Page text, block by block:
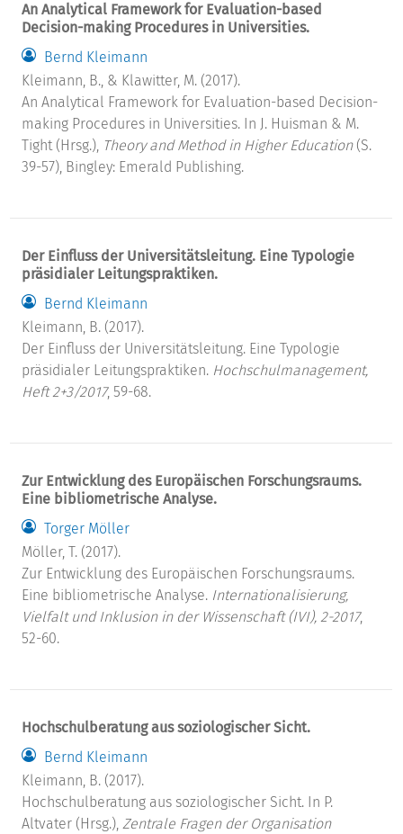
An Analytical Framework for Evaluation-based
Decision-making Procedures in Universities.
Bernd Kleimann
Kleimann, B., & Klawitter, M. (2017).
An Analytical Framework for Evaluation-based Decision-
making Procedures in Universities. In J. Huisman & M.
Tight (Hrsg.), Theory and Method in Higher Education(S.
39-57), Bingley: Emerald Publishing.
Der Einfluss der Universitätsleitung. Eine Typologie
präsidialer Leitungspraktiken.
Bernd Kleimann
Kleimann, B. (2017).
Der Einfluss der Universitätsleitung. Eine Typologie
präsidialer Leitungspraktiken. Hochschulmanagement,
Heft 2+3/2017, 59-68.
Zur Entwicklung des Europäischen Forschungsraums.
Eine bibliometrische Analyse.
Torger Möller
Möller, T. (2017).
Zur Entwicklung des Europäischen Forschungsraums.
Eine bibliometrische Analyse. Internationalisierung,
Vielfalt und Inklusion in der Wissenschaft (IVI), 2-2017,
52-60.
Hochschulberatung aus soziologischer Sicht.
Bernd Kleimann
Kleimann, B. (2017).
Hochschulberatung aus soziologischer Sicht. In P.
Altvater (Hrsg.),Zentrale Fragen der Organisation